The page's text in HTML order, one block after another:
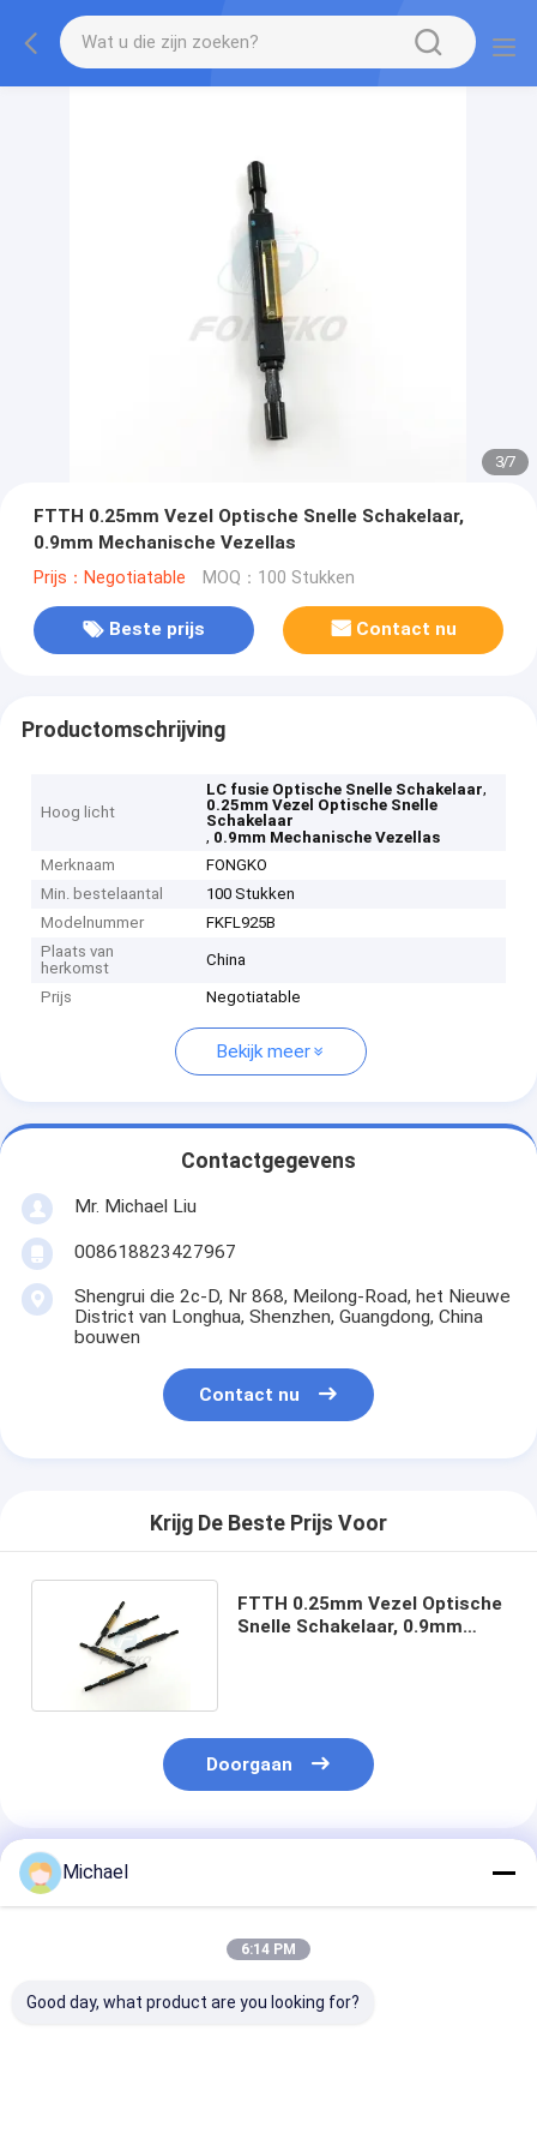
3/7
FTTH 0.25mm Vezel Optische Snelle Schakelaar,
0.9mm Mechanische Vezellas
Prijs：Negotiatable MOQ：100 Stukken
Beste prijs Contact nu
Productomschrijving
Hoog licht
LC fusie Optische Snelle Schakelaar,
0.25mm Vezel Optische Snelle
Schakelaar
, 0.9mm Mechanische Vezellas
Merknaam
FONGKO
Min. bestelaantal
100 Stukken
Modelnummer
FKFL925B
Plaats van
herkomst
China
Prijs Negotiatable
Bekijk meer
Contactgegevens
Mr. Michael Liu
008618823427967
Shengrui die 2c-D, Nr 868, Meilong-Road, het Nieuwe
District van Longhua, Shenzhen, Guangdong, China
bouwen
Contact nu
Krijg De Beste Prijs Voor
FTTH 0.25mm Vezel Optische
Snelle Schakelaar, 0.9mm
Doorgaan
Geadviseerde Producten
Michael
6:14 PM
Good day, what product are you looking for?